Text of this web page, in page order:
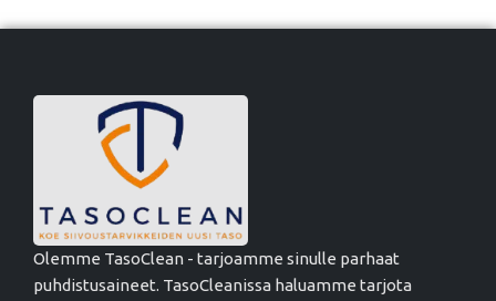
Olemme TasoClean - tarjoamme sinulle parhaat
puhdistusaineet. TasoCleanissa haluamme tarjota